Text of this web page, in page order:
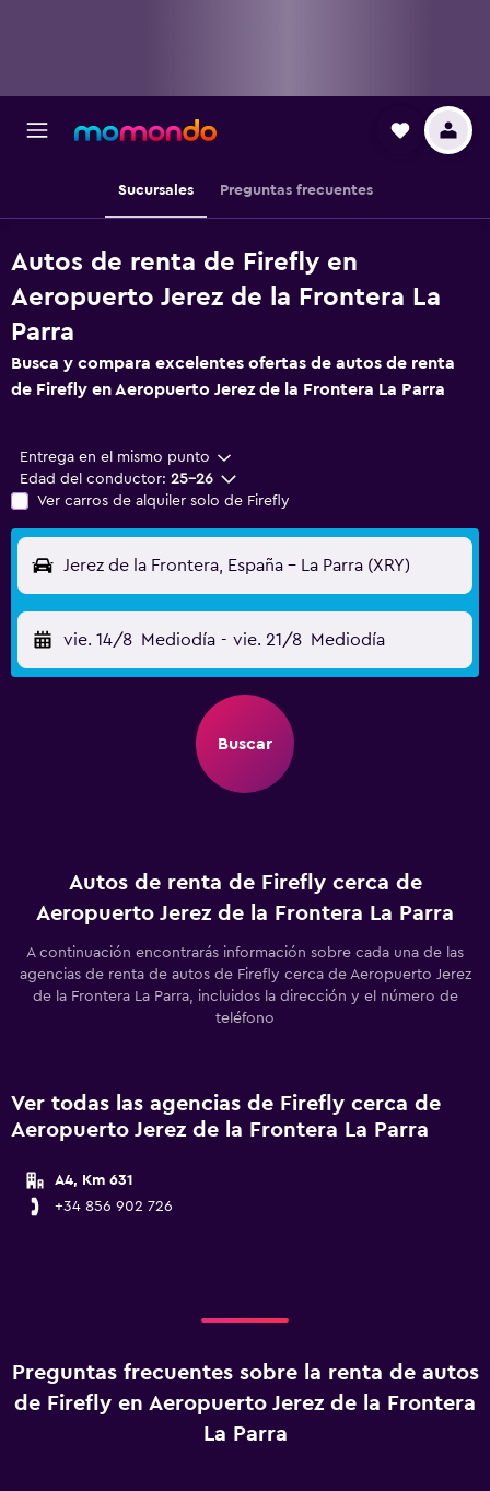
Sucursales Preguntas frecuentes
Autos de renta de Firefly en
Aeropuerto Jerez de la Frontera La
Parra
Busca y compara excelentes ofertas de autos de renta
de Firefly en Aeropuerto Jerez de la Frontera La Parra
Entrega en el mismo punto
Edad del conductor: 25-26
Ver carros de alquiler solo de Firefly
Jerez de la Frontera, España - La Parra (XRY)
vie. 14/8 Mediodía - vie. 21/8 Mediodía
Buscar
Autos de renta de Firefly cerca de
Aeropuerto Jerez de la Frontera La Parra
A continuación encontrarás información sobre cada una de las
agencias de renta de autos de Firefly cerca de Aeropuerto Jerez
de la Frontera La Parra, incluidos la dirección y el número de
teléfono
Ver todas las agencias de Firefly cerca de
Aeropuerto Jerez de la Frontera La Parra
A4, Km 631
+34 856 902 726
Preguntas frecuentes sobre la renta de autos
de Firefly en Aeropuerto Jerez de la Frontera
La Parra